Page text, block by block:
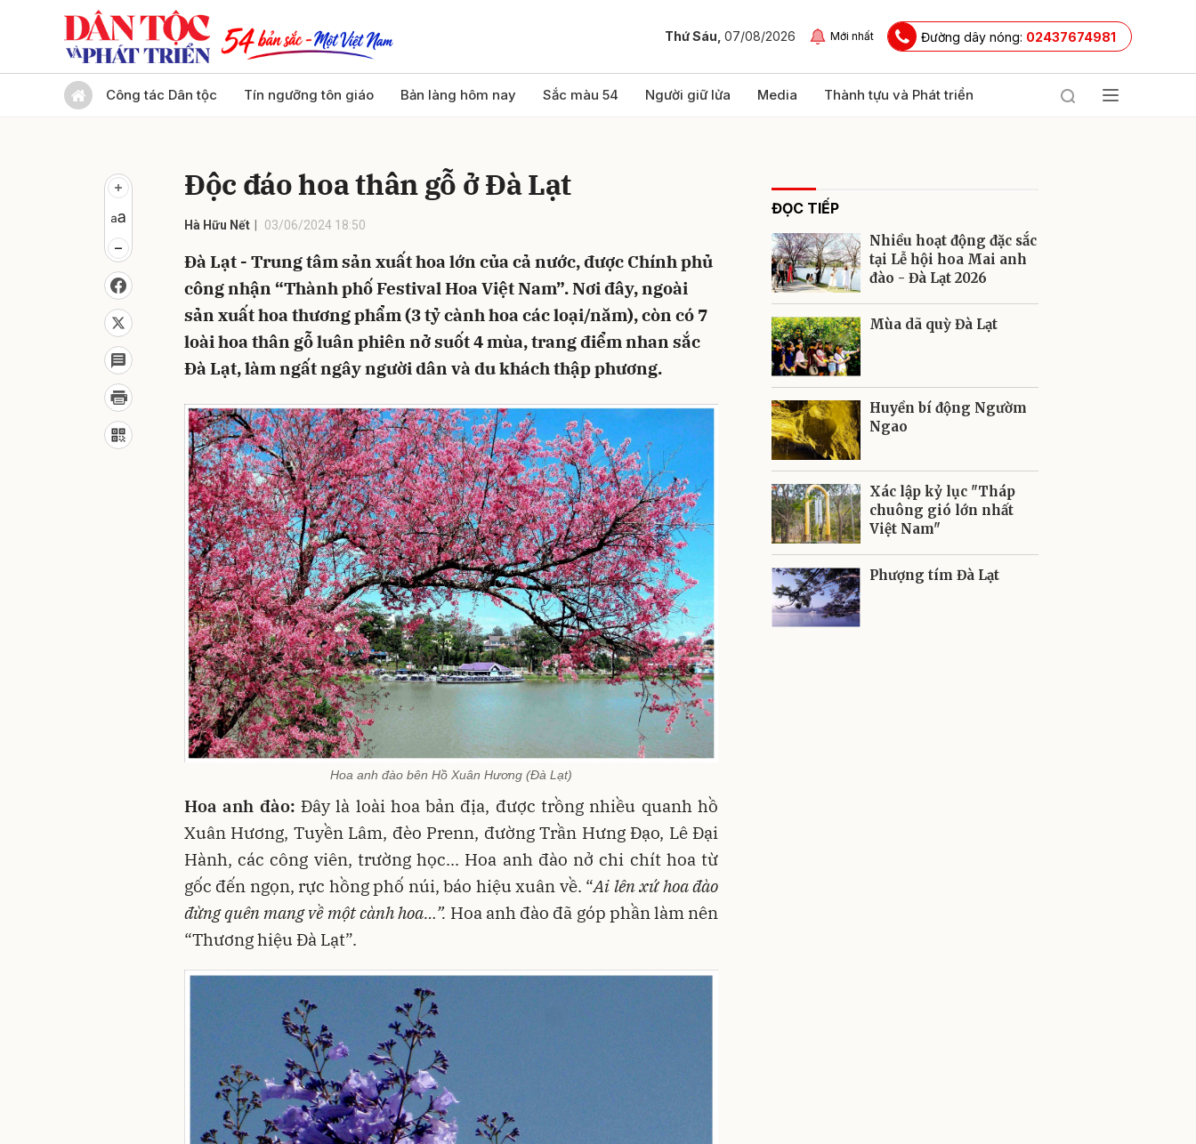
Thứ Sáu, 07/08/2026 Mới nhất Đường dây nóng: 02437674981
Công tác Dân tộc Tín ngưỡng tôn giáo Bản làng hôm nay Sắc màu 54 Người giữ lửa Media Thành tựu và Phát triển
Độc đáo hoa thân gỗ ở Đà Lạt
Hà Hữu Nết 03/06/2024 18:50
Đà Lạt - Trung tâm sản xuất hoa lớn của cả nước, được Chính phủ
công nhận “Thành phố Festival Hoa Việt Nam”. Nơi đây, ngoài
sản xuất hoa thương phẩm (3 tỷ cành hoa các loại/năm), còn có 7
loài hoa thân gỗ luân phiên nở suốt 4 mùa, trang điểm nhan sắc
Đà Lạt, làm ngất ngây người dân và du khách thập phương.
Hoa anh đào bên Hồ Xuân Hương (Đà Lạt)
Hoa anh đào: Đây là loài hoa bản địa, được trồng nhiều quanh hồ
Xuân Hương, Tuyền Lâm, đèo Prenn, đường Trần Hưng Đạo, Lê Đại
Hành, các công viên, trường học... Hoa anh đào nở chi chít hoa từ
gốc đến ngọn, rực hồng phố núi, báo hiệu xuân về. “Ai lên xứ hoa đào
đừng quên mang về một cành hoa…”. Hoa anh đào đã góp phần làm nên
“Thương hiệu Đà Lạt”.
ĐỌC TIẾP
Nhiều hoạt động đặc sắc
tại Lễ hội hoa Mai anh
đào - Đà Lạt 2026
Mùa dã quỳ Đà Lạt
Huyền bí động Ngườm
Ngao
Xác lập kỷ lục "Tháp
chuông gió lớn nhất
Việt Nam"
Phượng tím Đà Lạt
Gửi bình luận
Gửi